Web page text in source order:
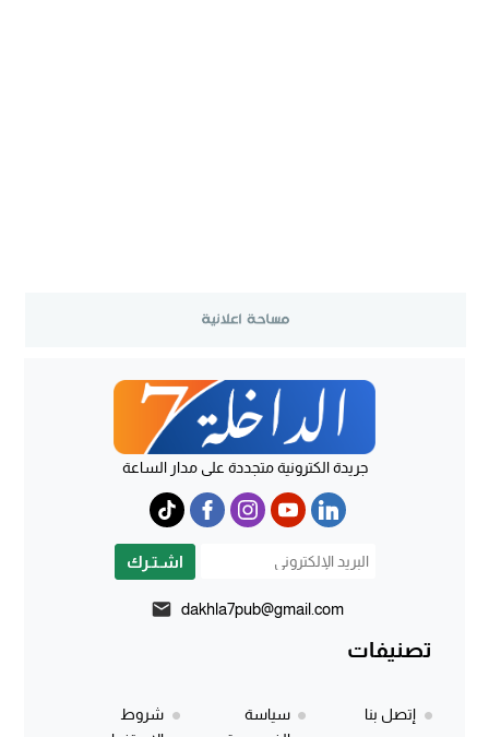
جريدة الكترونية متجددة على مدار الساعة
اشـتـرك
dakhla7pub@gmail.com
تصنيفات
إتصل بنا
سياسة
شروط